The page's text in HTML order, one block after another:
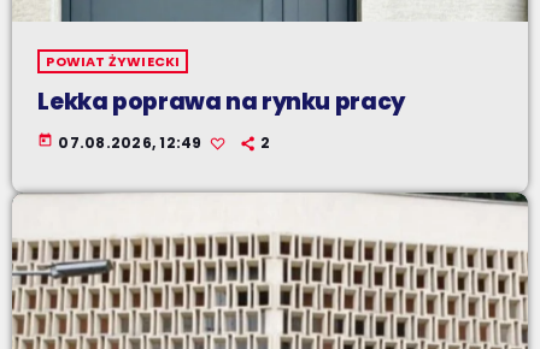
POWIAT ŻYWIECKI
Lekka poprawa na rynku pracy
today 07.08.2026, 12:49 2